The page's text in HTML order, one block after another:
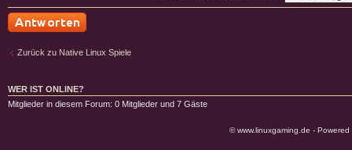
Zurück zu Native Linux Spiele
WER IST ONLINE?
Mitglieder in diesem Forum: 0 Mitglieder und 7 Gäste
© www.linuxgaming.de -